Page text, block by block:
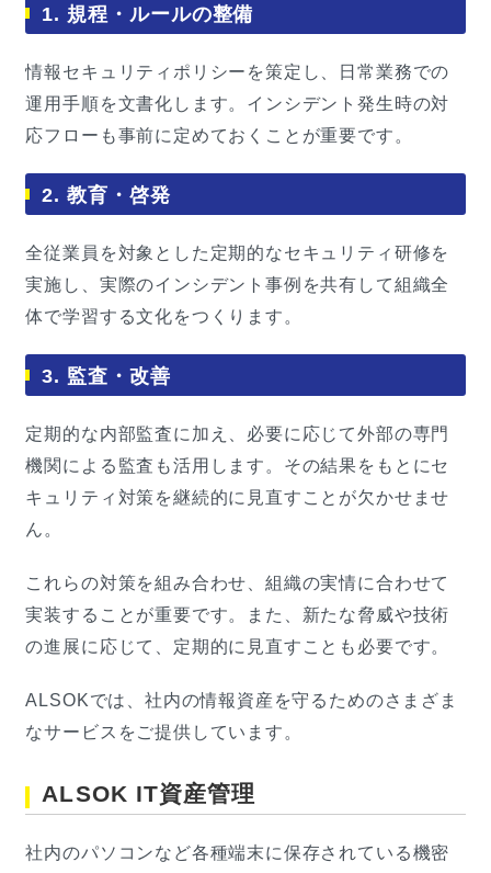
1. 規程・ルールの整備
情報セキュリティポリシーを策定し、日常業務での
運用手順を文書化します。インシデント発生時の対
応フローも事前に定めておくことが重要です。
2. 教育・啓発
全従業員を対象とした定期的なセキュリティ研修を
実施し、実際のインシデント事例を共有して組織全
体で学習する文化をつくります。
3. 監査・改善
定期的な内部監査に加え、必要に応じて外部の専門
機関による監査も活用します。その結果をもとにセ
キュリティ対策を継続的に見直すことが欠かせませ
ん。
これらの対策を組み合わせ、組織の実情に合わせて
実装することが重要です。また、新たな脅威や技術
の進展に応じて、定期的に見直すことも必要です。
ALSOKでは、社内の情報資産を守るためのさまざま
なサービスをご提供しています。
ALSOK IT資産管理
社内のパソコンなど各種端末に保存されている機密